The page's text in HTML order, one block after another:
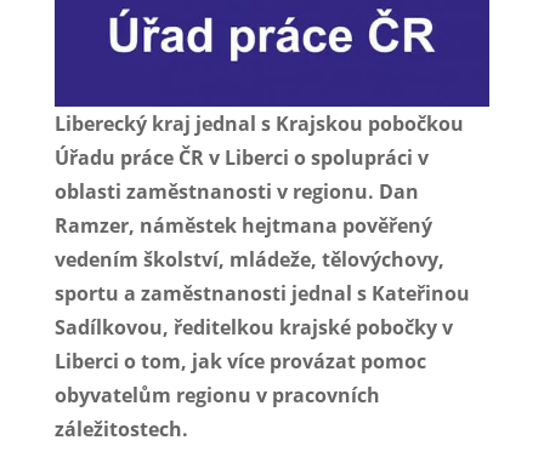
Liberecký kraj jednal s Krajskou pobočkou
Úřadu práce ČR v Liberci o spolupráci v
oblasti zaměstnanosti v regionu. Dan
Ramzer, náměstek hejtmana pověřený
vedením školství, mládeže, tělovýchovy,
sportu a zaměstnanosti jednal s Kateřinou
Sadílkovou, ředitelkou krajské pobočky v
Liberci o tom, jak více provázat pomoc
obyvatelům regionu v pracovních
záležitostech.